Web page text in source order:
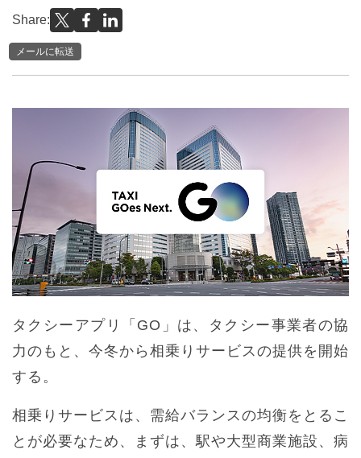
Share:
メールに転送
タクシーアプリ「GO」は、タクシー事業者の協
力のもと、今冬から相乗りサービスの提供を開始
する。
相乗りサービスは、需給バランスの均衡をとるこ
とが必要なため、まずは、駅や大型商業施設、病